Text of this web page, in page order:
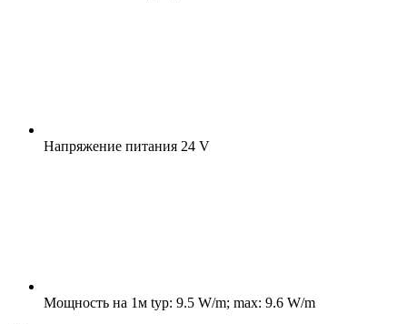
Напряжение питания 24 V
Мощность на 1м typ: 9.5 W/m; max: 9.6 W/m